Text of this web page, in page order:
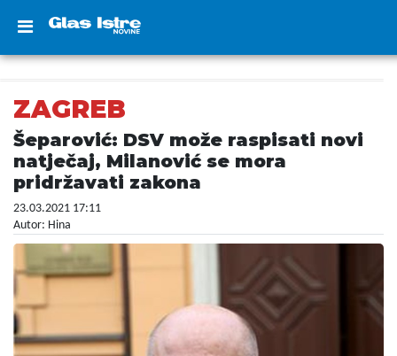
ZAGREB
Šeparović: DSV može raspisati novi
natječaj, Milanović se mora
pridržavati zakona
23.03.2021 17:11
Autor: Hina